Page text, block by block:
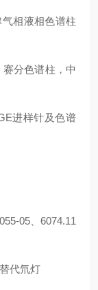
相液相色谱柱
分色谱柱，中
进样针及色谱
05、6074.11
代氘灯